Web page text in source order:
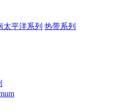
太平洋系列 热带系列